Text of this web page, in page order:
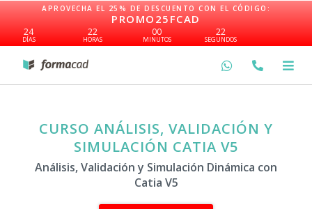
contenido
APROVECHA EL 25% DE DESCUENTO CON EL CÓDIGO:
PROMO25FCAD
24
DÍAS
22
HORAS
00
MINUTOS
21
SEGUNDOS
CURSO ANÁLISIS, VALIDACIÓN Y
SIMULACIÓN CATIA V5
Análisis, Validación y Simulación Dinámica con
Catia V5